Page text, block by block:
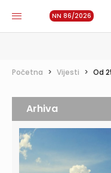
NN 86/2026
Početna > Vijesti > Od
Arhiva